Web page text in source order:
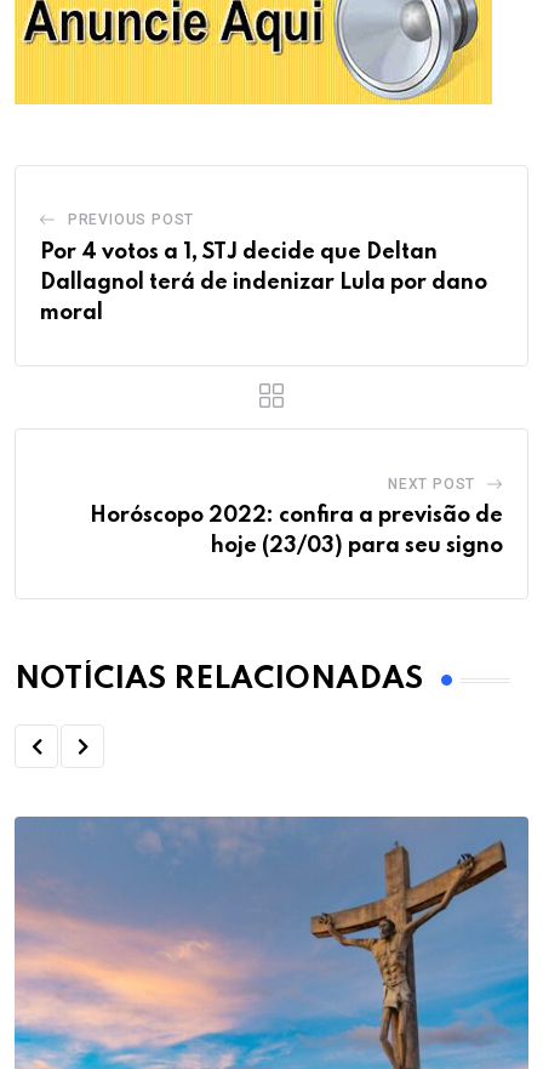
PREVIOUS POST
Por 4 votos a 1, STJ decide que Deltan
Dallagnol terá de indenizar Lula por dano
moral
NEXT POST
Horóscopo 2022: confira a previsão de
hoje (23/03) para seu signo
NOTÍCIAS RELACIONADAS